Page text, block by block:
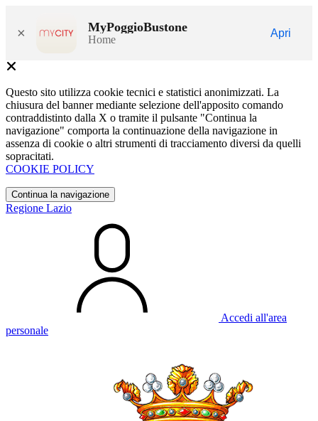
× MyPoggioBustone
Home
Apri
Questo sito utilizza cookie tecnici e statistici anonimizzati. La
chiusura del banner mediante selezione dell'apposito comando
contraddistinto dalla X o tramite il pulsante "Continua la
navigazione" comporta la continuazione della navigazione in
assenza di cookie o altri strumenti di tracciamento diversi da quelli
sopracitati.
COOKIE POLICY
Continua la navigazione
Regione Lazio
Accedi all'area
personale